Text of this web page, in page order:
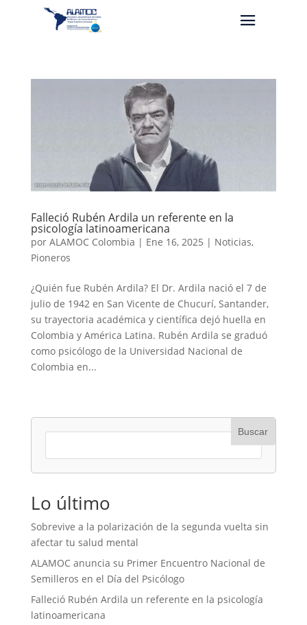
Falleció Rubén Ardila un referente en la
psicología latinoamericana
por ALAMOC Colombia | Ene 16, 2025 | Noticias,
Pioneros
¿Quién fue Rubén Ardila? El Dr. Ardila nació el 7 de
julio de 1942 en San Vicente de Chucurí, Santander,
su trayectoria académica y científica dejó huella en
Colombia y América Latina. Rubén Ardila se graduó
como psicólogo de la Universidad Nacional de
Colombia en...
Buscar
Lo último
Sobrevive a la polarización de la segunda vuelta sin
afectar tu salud mental
ALAMOC anuncia su Primer Encuentro Nacional de
Semilleros en el Día del Psicólogo
Falleció Rubén Ardila un referente en la psicología
latinoamericana